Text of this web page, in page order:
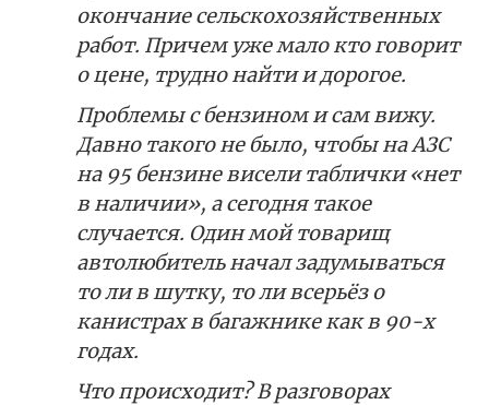
окончание сельскохозяйственных
работ. Причем уже мало кто говорит
о цене, трудно найти и дорогое.
Проблемы с бензином и сам вижу.
Давно такого не было, чтобы на АЗС
на 95 бензине висели таблички «нет
в наличии», а сегодня такое
случается. Один мой товарищ
автолюбитель начал задумываться
то ли в шутку, то ли всерьёз о
канистрах в багажнике как в 90-х
годах.
Что происходит? В разговорах